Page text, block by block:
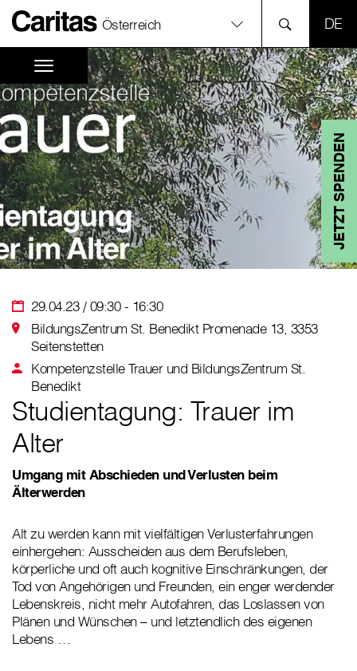
Österreich
JETZT SPENDEN
29.04.23 / 09:30 - 16:30
BildungsZentrum St. Benedikt Promenade 13, 3353
Seitenstetten
Kompetenzstelle Trauer und BildungsZentrum St.
Benedikt
Studientagung: Trauer im
Alter
Umgang mit Abschieden und Verlusten beim
Älterwerden
Alt zu werden kann mit vielfältigen Verlusterfahrungen
einhergehen: Ausscheiden aus dem Berufsleben,
körperliche und oft auch kognitive Einschränkungen, der
Tod von Angehörigen und Freunden, ein enger werdender
Lebenskreis, nicht mehr Autofahren, das Loslassen von
Plänen und Wünschen – und letztendlich des eigenen
Lebens …